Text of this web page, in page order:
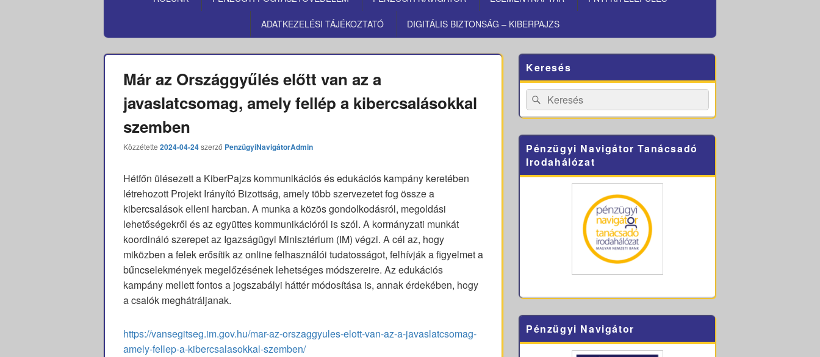
ADATKEZELÉSI TÁJÉKOZTATÓ DIGITÁLIS BIZTONSÁG – KIBERPAJZS
Már az Országgyűlés előtt van az a
javaslatcsomag, amely fellép a kibercsalásokkal
szemben
Közzétette 2024-04-24szerző PenzügyiNavigátorAdmin
Hétfőn ülésezett a KiberPajzs kommunikációs és edukációs kampány keretében
létrehozott Projekt Irányító Bizottság, amely több szervezetet fog össze a
kibercsalások elleni harcban. A munka a közös gondolkodásról, megoldási
lehetőségekről és az együttes kommunikációról is szól. A kormányzati munkát
koordináló szerepet az Igazságügyi Minisztérium (IM) végzi. A cél az, hogy
miközben a felek erősítik az online felhasználói tudatosságot, felhívják a figyelmet a
bűncselekmények megelőzésének lehetséges módszereire. Az edukációs
kampány mellett fontos a jogszabályi háttér módosítása is, annak érdekében, hogy
a csalók meghátráljanak.
https://vansegitseg.im.gov.hu/mar-az-orszaggyules-elott-van-az-a-javaslatcsomag-
amely-fellep-a-kibercsalasokkal-szemben/
Sidebar
Widget
Area
Keresés
Search
for:
Search
Pénzügyi Navigátor Tanácsadó
Irodahálózat
Pénzügyi Navigátor